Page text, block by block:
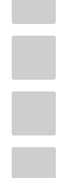
ALPERKLINAS
NEWS